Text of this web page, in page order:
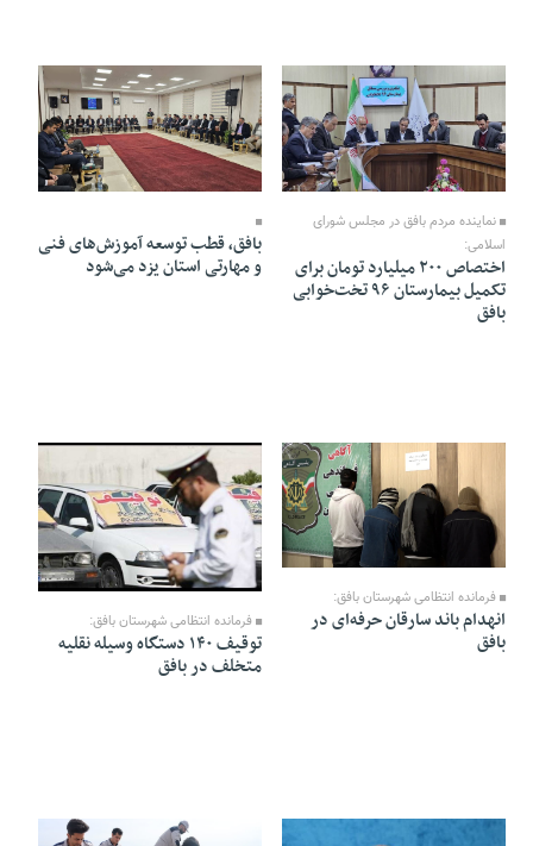
11 Bahman 1404 - 19:06
نماینده مردم بافق در مجلس شورای
اسلامی:
اختصاص ۲۰۰ میلیارد تومان برای
تکمیل بیمارستان ۹۶ تخت‌خوابی
بافق
11 Bahman 1404 - 13:51
بافق، قطب توسعه آموزش‌های فنی
و مهارتی استان یزد می‌شود
فرمانده انتظامی شهرستان بافق:
انهدام باند سارقان حرفه‌ای در
بافق
07 Bahman 1404 - 18:01
فرمانده انتظامی شهرستان بافق:
توقیف ۱۴۰ دستگاه وسیله نقلیه
متخلف در بافق